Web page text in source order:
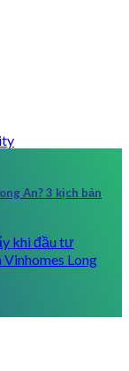
An? 3 kịch bản
khi đầu tư
Long